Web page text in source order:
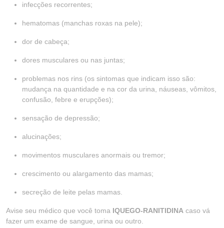
infecções recorrentes;
hematomas (manchas roxas na pele);
dor de cabeça;
dores musculares ou nas juntas;
problemas nos rins (os sintomas que indicam isso são:
mudança na quantidade e na cor da urina, náuseas, vômitos,
confusão, febre e erupções);
sensação de depressão;
alucinações;
movimentos musculares anormais ou tremor;
crescimento ou alargamento das mamas;
secreção de leite pelas mamas.
Avise seu médico que você toma IQUEGO-RANITIDINA caso vá
fazer um exame de sangue, urina ou outro.